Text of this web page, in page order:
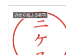
みから始まる名字